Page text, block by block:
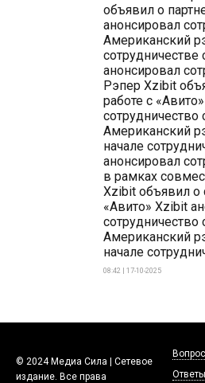
объявил о
анонсировал
Американский
сотрудничестве
анонсировал
Рэпер Xzibit
работе с
сотрудничество
Американский
начале
анонсировал
в рамках
Xzibit объявил о
«Авито» Xzibit
сотрудничество
Американский
начале
08:42 | 17-10-2025
© 2024 Медиа Сила | Сетевое
издание. Все права